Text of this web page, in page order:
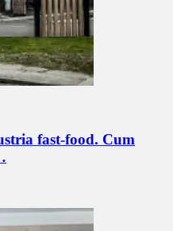
fast-food. Cum